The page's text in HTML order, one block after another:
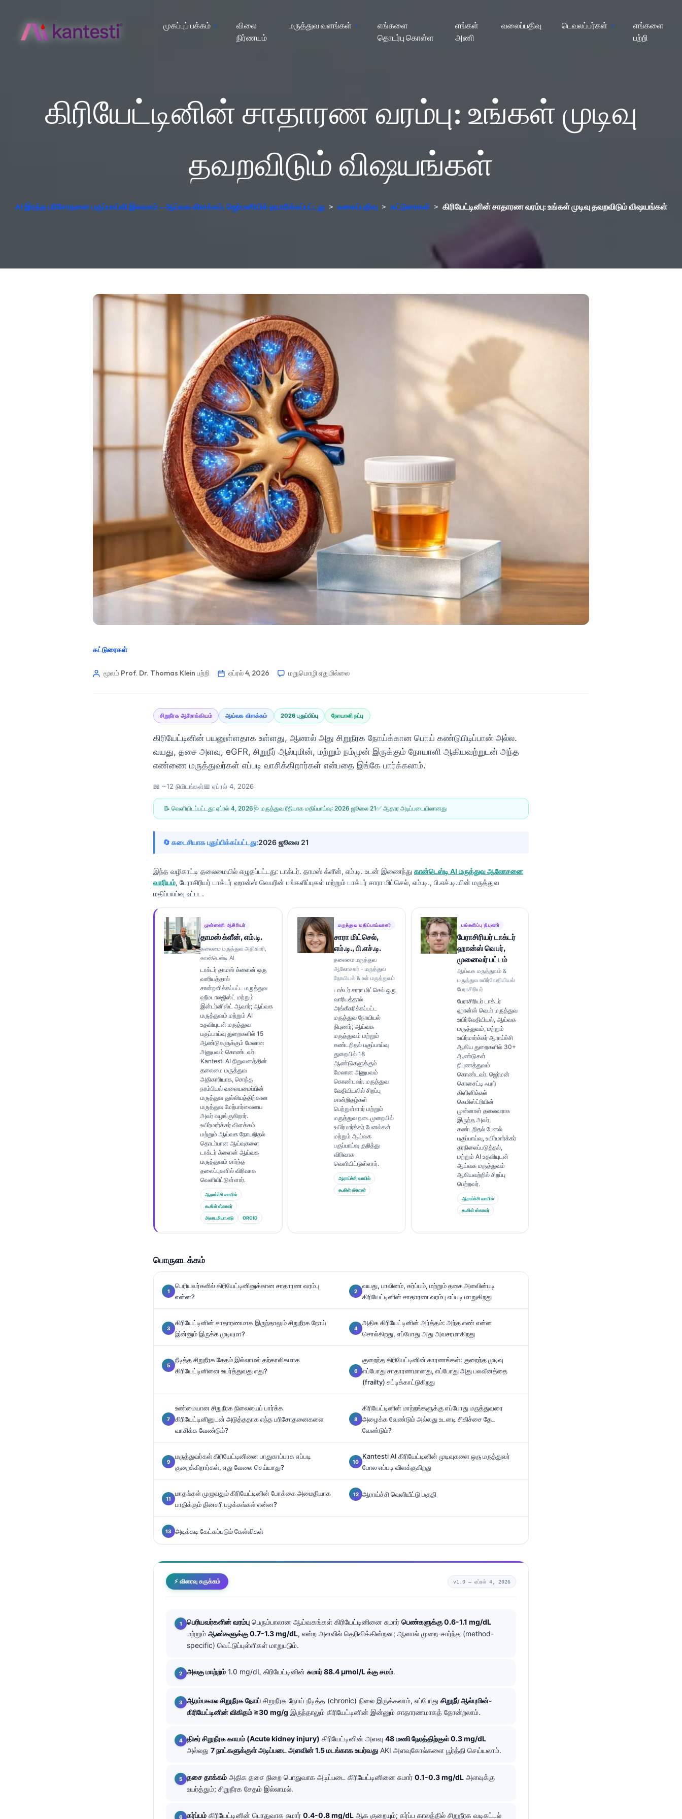
முகப்புப் பக்கம்
விலை
நிர்ணயம்
மருத்துவ வளங்கள்
எங்களை
தொடர்பு கொள்ள
எங்கள்
அணி
வலைப்பதிவு டெவலப்பர்கள்
எங்களை
பற்றி
கிரியேட்டினின் சாதாரண வரம்பு: உங்கள் முடிவு
தவறவிடும் விஷயங்கள்
AI இரத்த பரிசோதனை பகுப்பாய்வி இலவசம் - ஆய்வக விளக்கம், ஜெர்மனியில் தயாரிக்கப்பட்டது > வலைப்பதிவு > கட்டுரைகள் > கிரியேட்டினின் சாதாரண வரம்பு: உங்கள் முடிவு தவறவிடும் விஷயங்கள்
கட்டுரைகள்
மூலம் Prof. Dr. Thomas Klein பற்றி ஏப்ரல் 4, 2026 மறுமொழி ஏதுமில்லை
சிறுநீரக ஆரோக்கியம் ஆய்வக விளக்கம் 2026 புதுப்பிப்பு நோயாளி நட்பு
கிரியேட்டினின் பயனுள்ளதாக உள்ளது, ஆனால் அது சிறுநீரக நோய்க்கான பொய் கண்டுபிடிப்பான் அல்ல.
வயது, தசை அளவு, eGFR, சிறுநீர் ஆல்புமின், மற்றும் நம்முன் இருக்கும் நோயாளி ஆகியவற்றுடன் அந்த
எண்ணை மருத்துவர்கள் எப்படி வாசிக்கிறார்கள் என்பதை இங்கே பார்க்கலாம்.
📖 ~12 நிமிடங்கள்📅 ஏப்ரல் 4, 2026
📝 வெளியிடப்பட்டது: ஏப்ரல் 4, 2026🩺 மருத்துவ ரீதியாக மதிப்பாய்வு: 2026 ஜூலை 21✅ ஆதார அடிப்படையிலானது
🔄 கடைசியாக புதுப்பிக்கப்பட்டது:2026 ஜூலை 21
இந்த வழிகாட்டி தலைமையில் எழுதப்பட்டது: டாக்டர். தாமஸ் க்ளீன், எம்.டி. உடன் இணைந்து கான்டெஸ்டி AI மருத்துவ ஆலோசனை
வாரியம், பேராசிரியர் டாக்டர் ஹான்ஸ் வெபரின் பங்களிப்புகள் மற்றும் டாக்டர் சாரா மிட்செல், எம்.டி., பி.எச்.டி.யின் மருத்துவ
மதிப்பாய்வு உட்பட.
முன்னணி ஆசிரியர்
தாமஸ் க்ளீன், எம்.டி.
தலைமை மருத்துவ அதிகாரி,
கான்டெஸ்டி AI
டாக்டர் தாமஸ் க்ளைன் ஒரு
வாரியத்தால்
சான்றளிக்கப்பட்ட மருத்துவ
ஹீமடாலஜிஸ்ட் மற்றும்
இன்டர்னிஸ்ட் ஆவார்; ஆய்வக
மருத்துவம் மற்றும் AI
உதவியுடன் மருத்துவ
பகுப்பாய்வு துறைகளில் 15
ஆண்டுகளுக்கும் மேலான
அனுபவம் கொண்டவர்.
Kantesti AI நிறுவனத்தின்
தலைமை மருத்துவ
அதிகாரியாக, சொந்த
நரம்பியல் வலையமைப்பின்
மருத்துவ துல்லியத்திற்கான
மருத்துவ மேற்பார்வையை
அவர் வழங்குகிறார்.
உயிர்மார்க்கர் விளக்கம்
மற்றும் ஆய்வக நோயறிதல்
தொடர்பான ஆய்வுகளை
டாக்டர் க்ளைன் ஆய்வக
மருத்துவம் சார்ந்த
தலைப்புகளில் விரிவாக
வெளியிட்டுள்ளார்.
ஆராய்ச்சி வாயில்
கூகிள் ஸ்காலர்
அகாடமியா.எடு ORCID
மருத்துவ மதிப்பாய்வாளர்
சாரா மிட்செல்,
எம்.டி., பி.எச்.டி.
தலைமை மருத்துவ
ஆலோசகர் - மருத்துவ
நோயியல் & உள் மருத்துவம்
டாக்டர் சாரா மிட்செல் ஒரு
வாரியத்தால்
அங்கீகரிக்கப்பட்ட
மருத்துவ நோயியல்
நிபுணர்; ஆய்வக
மருத்துவம் மற்றும்
கண்டறிதல் பகுப்பாய்வு
துறையில் 18
ஆண்டுகளுக்கும்
மேலான அனுபவம்
கொண்டவர். மருத்துவ
வேதியியலில் சிறப்பு
சான்றிதழ்கள்
பெற்றுள்ளார் மற்றும்
மருத்துவ நடைமுறையில்
உயிர்மார்க்கர் பேனல்கள்
மற்றும் ஆய்வக
பகுப்பாய்வு குறித்து
விரிவாக
வெளியிட்டுள்ளார்.
ஆராய்ச்சி வாயில்
கூகிள் ஸ்காலர்
பங்களிப்பு நிபுணர்
பேராசிரியர் டாக்டர்
ஹான்ஸ் வெபர்,
முனைவர் பட்டம்
ஆய்வக மருத்துவம் &
மருத்துவ உயிர்வேதியியல்
பேராசிரியர்
பேராசிரியர் டாக்டர்
ஹான்ஸ் வெபர் மருத்துவ
உயிர்வேதியியல், ஆய்வக
மருத்துவம், மற்றும்
உயிர்மார்க்கர் ஆராய்ச்சி
ஆகிய துறைகளில் 30+
ஆண்டுகள்
நிபுணத்துவம்
கொண்டவர். ஜெர்மன்
சொசைட்டி ஃபார்
கிளினிக்கல்
கெமிஸ்ட்ரியின்
முன்னாள் தலைவராக
இருந்த அவர்,
கண்டறிதல் பேனல்
பகுப்பாய்வு, உயிர்மார்க்கர்
தரநிலைப்படுத்தல்,
மற்றும் AI உதவியுடன்
ஆய்வக மருத்துவம்
ஆகியவற்றில் சிறப்பு
பெற்றவர்.
ஆராய்ச்சி வாயில்
கூகிள் ஸ்காலர்
பொருளடக்கம்
பெரியவர்களில் கிரியேட்டினினுக்கான சாதாரண வரம்பு
என்ன?
வயது, பாலினம், கர்ப்பம், மற்றும் தசை அளவின்படி
கிரியேட்டினின் சாதாரண வரம்பு எப்படி மாறுகிறது
கிரியேட்டினின் சாதாரணமாக இருந்தாலும் சிறுநீரக நோய்
இன்னும் இருக்க முடியுமா?
அதிக கிரியேட்டினின் அர்த்தம்: அந்த எண் என்ன
சொல்கிறது, எப்போது அது அவசரமாகிறது
நீடித்த சிறுநீரக சேதம் இல்லாமல் தற்காலிகமாக
கிரியேட்டினினை உயர்த்துவது எது?
குறைந்த கிரியேட்டினின் காரணங்கள்: குறைந்த முடிவு
எப்போது சாதாரணமானது, எப்போது அது பலவீனத்தை
(frailty) சுட்டிக்காட்டுகிறது
உண்மையான சிறுநீரக நிலையைப் பார்க்க
கிரியேட்டினினுடன் அடுத்ததாக எந்த பரிசோதனைகளை
வாசிக்க வேண்டும்?
கிரியேட்டினின் மாற்றங்களுக்கு எப்போது மருத்துவரை
அழைக்க வேண்டும் அல்லது உடனடி சிகிச்சை தேட
வேண்டும்?
மருத்துவர்கள் கிரியேட்டினினை பாதுகாப்பாக எப்படி
குறைக்கிறார்கள், எது வேலை செய்யாது?
Kantesti AI கிரியேட்டினின் முடிவுகளை ஒரு மருத்துவர்
போல எப்படி விளக்குகிறது
மாதங்கள் முழுவதும் கிரியேட்டினின் போக்கை அமைதியாக
பாதிக்கும் தினசரி பழக்கங்கள் என்ன?
ஆராய்ச்சி வெளியீட்டு பகுதி
அடிக்கடி கேட்கப்படும் கேள்விகள்
⚡ விரைவு சுருக்கம் v1.0 — ஏப்ரல் 4, 2026
பெரியவர்களின் வரம்பு பெரும்பாலான ஆய்வகங்கள் கிரியேட்டினினை சுமார் பெண்களுக்கு 0.6-1.1 mg/dL
மற்றும் ஆண்களுக்கு 0.7-1.3 mg/dL, என்ற அளவில் தெரிவிக்கின்றன; ஆனால் முறை-சார்ந்த (method-
specific) வெட்டுப்புள்ளிகள் மாறுபடும்.
அலகு மாற்றம் 1.0 mg/dL கிரியேட்டினின் சுமார் 88.4 µmol/L க்கு சமம்.
ஆரம்பகால சிறுநீரக நோய் சிறுநீரக நோய் நீடித்த (chronic) நிலை இருக்கலாம், எப்போது சிறுநீர் ஆல்புமின்-
கிரியேட்டினின் விகிதம் ≥30 mg/g இருந்தாலும் கிரியேட்டினின் இன்னும் சாதாரணமாகத் தோன்றலாம்.
திடீர் சிறுநீரக காயம் (Acute kidney injury) கிரியேட்டினின் அளவு 48 மணி நேரத்திற்குள் 0.3 mg/dL
அல்லது 7 நாட்களுக்குள் அடிப்படை அளவின் 1.5 மடங்காக உயர்வது AKI அளவுகோல்களை பூர்த்தி செய்யலாம்.
தசை தாக்கம் அதிக தசை நிறை பொதுவாக அடிப்படை கிரியேட்டினினை சுமார் 0.1-0.3 mg/dL அளவுக்கு
உயர்த்தும்; சிறுநீரக சேதம் இல்லாமல்.
கர்ப்பம் கிரியேட்டினின் பொதுவாக சுமார் 0.4-0.8 mg/dL ஆக குறையும்; கர்ப்ப காலத்தில் சிறுநீரக வடிகட்டல்